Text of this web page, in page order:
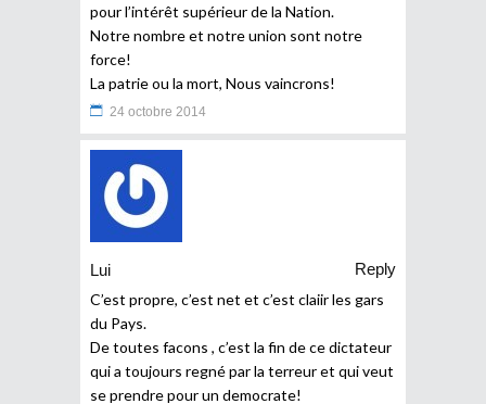
pour l’intérêt supérieur de la Nation.
Notre nombre et notre union sont notre
force!
La patrie ou la mort, Nous vaincrons!
24 octobre 2014
Lui
Reply
C’est propre, c’est net et c’est claiir les gars
du Pays.
De toutes facons , c’est la fin de ce dictateur
qui a toujours regné par la terreur et qui veut
se prendre pour un democrate!